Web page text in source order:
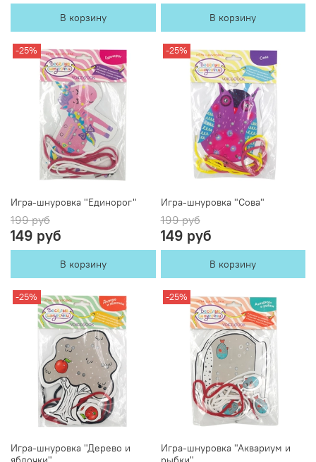
В корзину В корзину
-25%
Игра-шнуровка "Единорог"
199 руб
149 руб
В корзину
-25%
Игра-шнуровка "Сова"
199 руб
149 руб
В корзину
-25%
Игра-шнуровка "Дерево и
-25%
Игра-шнуровка "Аквариум и